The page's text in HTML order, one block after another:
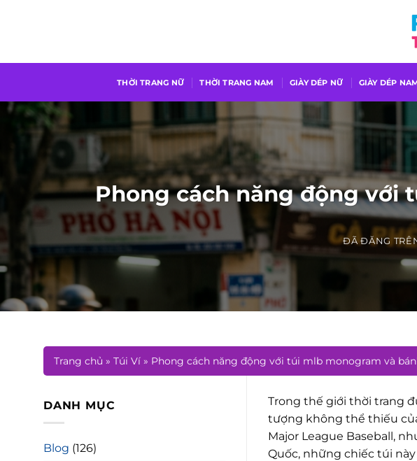
dung
THỜI TRANG NỮ THỜI TRANG NAM GIÀY DÉP NỮ GIÀY DÉP
Phong cách năng động với
ĐÃ ĐĂNG
Trang chủ » Túi Ví » Phong cách năng động với túi mlb monogram và
DANH MỤC
Blog (126)
Trong thế giới thời trang
tượng không thể thiếu
Major League Baseball,
Quốc, những chiếc túi